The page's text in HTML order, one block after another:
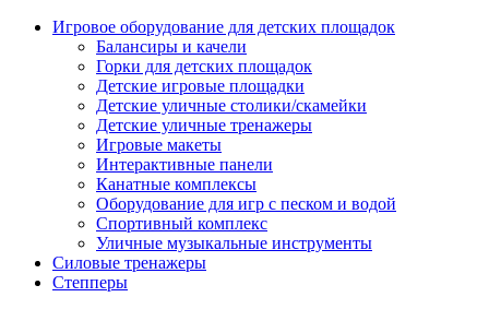
Игровое оборудование для детских площадок
Балансиры и качели
Горки для детских площадок
Детские игровые площадки
Детские уличные столики/скамейки
Детские уличные тренажеры
Игровые макеты
Интерактивные панели
Канатные комплексы
Оборудование для игр с песком и водой
Спортивный комплекс
Уличные музыкальные инструменты
Силовые тренажеры
Степперы